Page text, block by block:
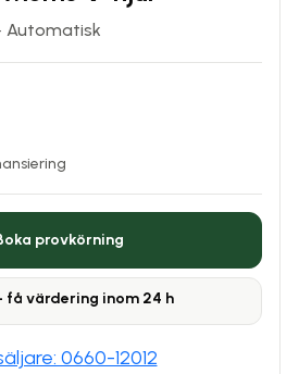
· Automatisk
provkörning
få värdering inom 24 h
0660-12012